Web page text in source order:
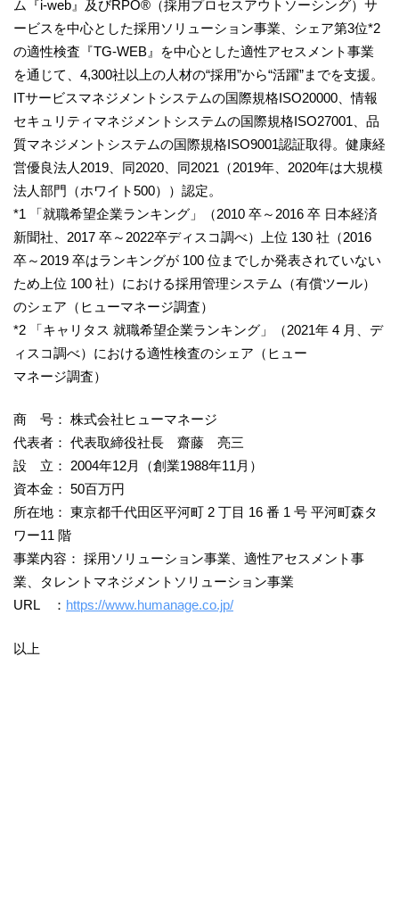
ム『i-web』及びRPO®（採用プロセスアウトソーシング）サ
ービスを中心とした採用ソリューション事業、シェア第3位*2
の適性検査『TG-WEB』を中心とした適性アセスメント事業
を通じて、4,300社以上の人材の“採用”から“活躍”までを支援。
ITサービスマネジメントシステムの国際規格ISO20000、情報
セキュリティマネジメントシステムの国際規格ISO27001、品
質マネジメントシステムの国際規格ISO9001認証取得。健康経
営優良法人2019、同2020、同2021（2019年、2020年は大規模
法人部門（ホワイト500））認定。
*1 「就職希望企業ランキング」（2010 卒～2016 卒 日本経済
新聞社、2017 卒～2022卒ディスコ調べ）上位 130 社（2016
卒～2019 卒はランキングが 100 位までしか発表されていない
ため上位 100 社）における採用管理システム（有償ツール）
のシェア（ヒューマネージ調査）
*2 「キャリタス 就職希望企業ランキング」（2021年 4 月、デ
ィスコ調べ）における適性検査のシェア（ヒュー
マネージ調査）
商 号： 株式会社ヒューマネージ
代表者： 代表取締役社長 齋藤 亮三
設 立： 2004年12月（創業1988年11月）
資本金： 50百万円
所在地： 東京都千代田区平河町 2 丁目 16 番 1 号 平河町森タ
ワー11 階
事業内容： 採用ソリューション事業、適性アセスメント事
業、タレントマネジメントソリューション事業
URL ： https://www.humanage.co.jp/
以上